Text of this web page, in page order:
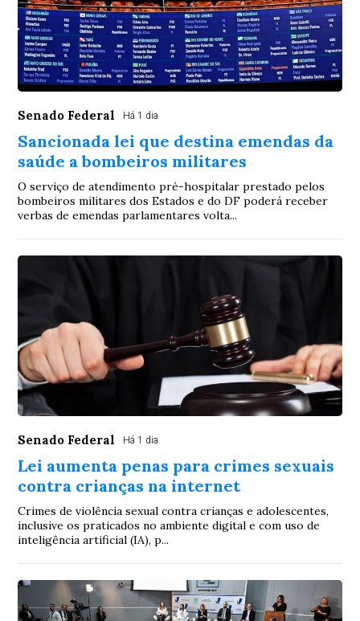
Senado Federal Há 1 dia
Sancionada lei que destina emendas da
saúde a bombeiros militares
O serviço de atendimento pré-hospitalar prestado pelos
bombeiros militares dos Estados e do DF poderá receber
verbas de emendas parlamentares volta...
Senado Federal Há 1 dia
Lei aumenta penas para crimes sexuais
contra crianças na internet
Crimes de violência sexual contra crianças e adolescentes,
inclusive os praticados no ambiente digital e com uso de
inteligência artificial (IA), p...